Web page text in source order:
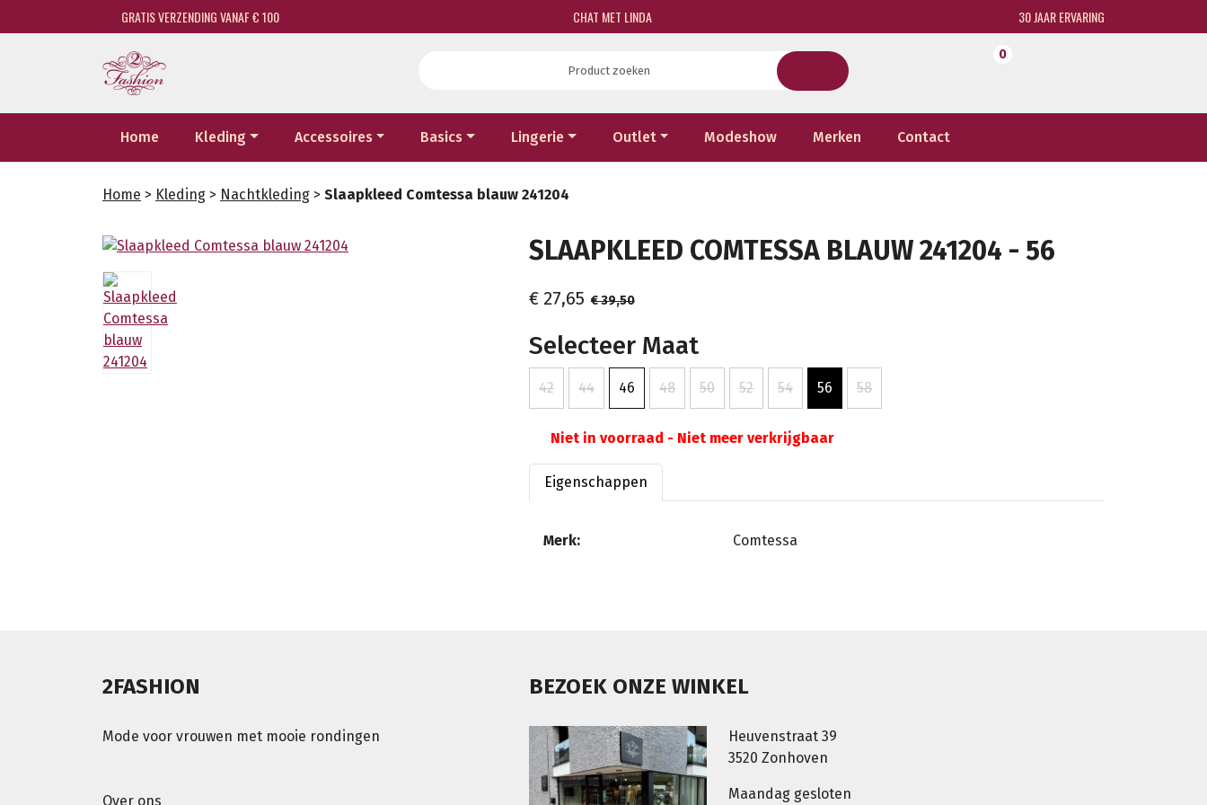
GRATIS VERZENDING VANAF € 100 CHAT MET LINDA 30 JAAR ERVARING
0
Home Kleding Accessoires Basics Lingerie Outlet Modeshow Merken Contact
Home > Kleding > Nachtkleding > Slaapkleed Comtessa blauw 241204
SLAAPKLEED COMTESSA BLAUW 241204 - 56
€ 27,65 € 39,50
Selecteer Maat
42 44 46 48 50 52 54 56 58
Niet in voorraad - Niet meer verkrijgbaar
Eigenschappen
Merk: Comtessa
2FASHION
Mode voor vrouwen met mooie rondingen
Over ons
BEZOEK ONZE WINKEL
Heuvenstraat 39
3520 Zonhoven
Maandag gesloten